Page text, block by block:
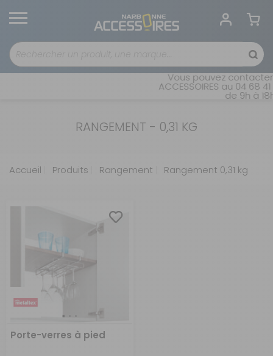
Vous pouvez contacter
ACCESSOIRES au 04 68
de 9h à
RANGEMENT - 0,31 KG
Accueil Produits Rangement Rangement 0,31 kg
Porte-verres à pied